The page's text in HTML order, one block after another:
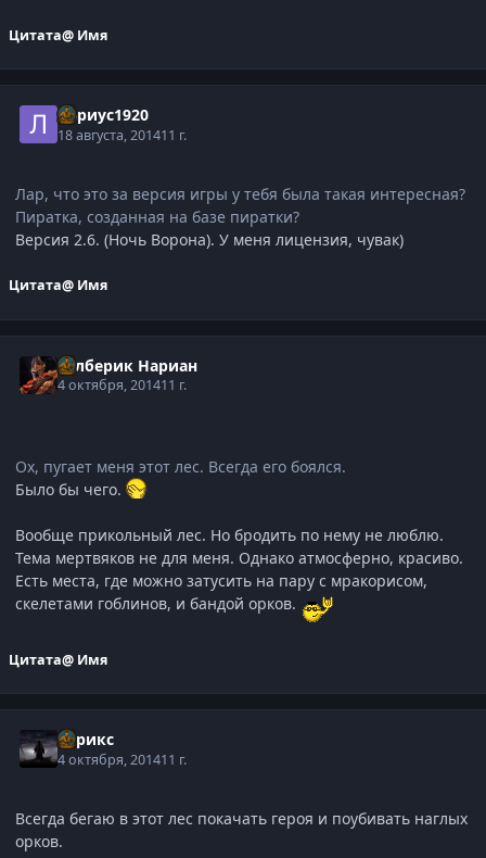
Цитата@ Имя
Лариус1920
18 августа, 201411 г.
Лар, что это за версия игры у тебя была такая интересная?
Пиратка, созданная на базе пиратки?
Версия 2.6. (Ночь Ворона). У меня лицензия, чувак)
Цитата@ Имя
Рэлберик Нариан
4 октября, 201411 г.
Ох, пугает меня этот лес. Всегда его боялся.
Было бы чего.
Вообще прикольный лес. Но бродить по нему не люблю.
Тема мертвяков не для меня. Однако атмосферно, красиво.
Есть места, где можно затусить на пару с мракорисом,
скелетами гоблинов, и бандой орков.
Цитата@ Имя
Стрикс
4 октября, 201411 г.
Всегда бегаю в этот лес покачать героя и поубивать наглых
орков.